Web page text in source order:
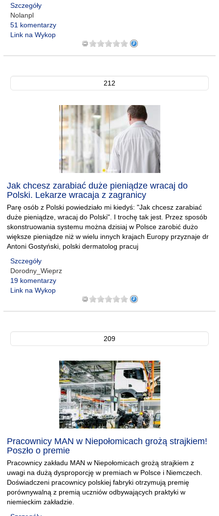
Szczegóły
Nolanpl
51 komentarzy
Link na Wykop
212
Jak chcesz zarabiać duże pieniądze wracaj do
Polski. Lekarze wracaja z zagranicy
Parę osób z Polski powiedziało mi kiedyś: "Jak chcesz zarabiać
duże pieniądze, wracaj do Polski". I trochę tak jest. Przez sposób
skonstruowania systemu można dzisiaj w Polsce zarobić dużo
większe pieniądze niż w wielu innych krajach Europy przyznaje dr
Antoni Gostyński, polski dermatolog pracuj
Szczegóły
Dorodny_Wieprz
19 komentarzy
Link na Wykop
209
Pracownicy MAN w Niepołomicach grożą strajkiem!
Poszło o premie
Pracownicy zakładu MAN w Niepołomicach grożą strajkiem z
uwagi na dużą dysproporcję w premiach w Polsce i Niemczech.
Doświadczeni pracownicy polskiej fabryki otrzymują premię
porównywalną z premią uczniów odbywających praktyki w
niemieckim zakładzie.